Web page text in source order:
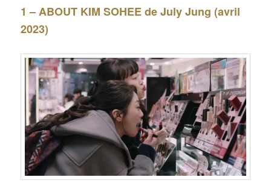
1 – ABOUT KIM SOHEE de July Jung (avril
2023)